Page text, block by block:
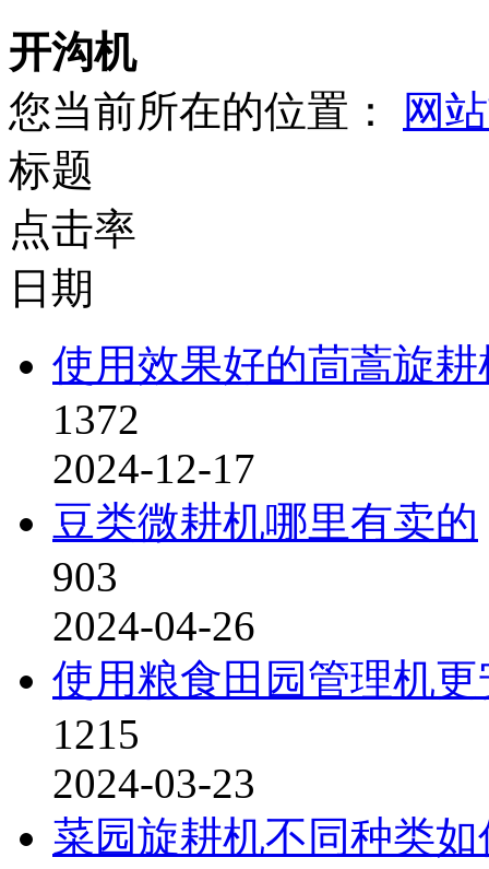
开沟机
您当前所在的位置：
网
标题
点击率
日期
使用效果好的茼蒿旋耕
1372
2024-12-17
豆类微耕机哪里有卖的
903
2024-04-26
使用粮食田园管理机
1215
2024-03-23
菜园旋耕机不同种类